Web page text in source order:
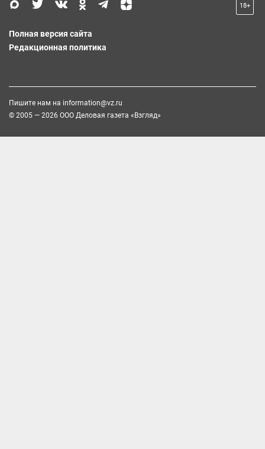
18+
Полная версия сайта
Редакционная политика
Пишите нам на information@vz.ru
© 2005 — 2026 ООО Деловая газета «Взгляд»